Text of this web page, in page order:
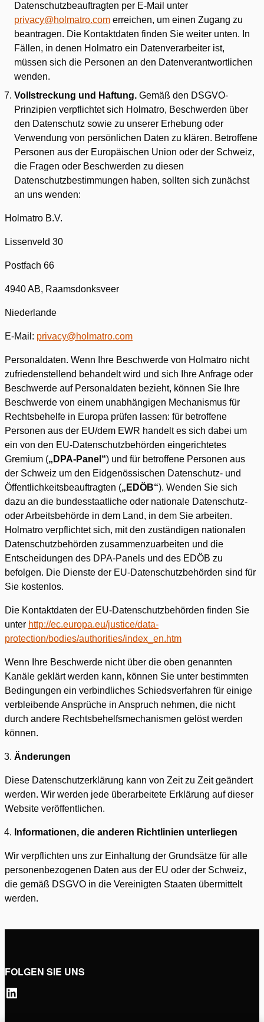
Datenschutzbeauftragten per E-Mail unter
privacy@holmatro.com erreichen, um einen Zugang zu
beantragen. Die Kontaktdaten finden Sie weiter unten. In
Fällen, in denen Holmatro ein Datenverarbeiter ist,
müssen sich die Personen an den Datenverantwortlichen
wenden.
Vollstreckung und Haftung. Gemäß den DSGVO-
Prinzipien verpflichtet sich Holmatro, Beschwerden über
den Datenschutz sowie zu unserer Erhebung oder
Verwendung von persönlichen Daten zu klären. Betroffene
Personen aus der Europäischen Union oder der Schweiz,
die Fragen oder Beschwerden zu diesen
Datenschutzbestimmungen haben, sollten sich zunächst
an uns wenden:
Holmatro B.V.
Lissenveld 30
Postfach 66
4940 AB, Raamsdonksveer
Niederlande
E-Mail: privacy@holmatro.com
Personaldaten. Wenn Ihre Beschwerde von Holmatro nicht
zufriedenstellend behandelt wird und sich Ihre Anfrage oder
Beschwerde auf Personaldaten bezieht, können Sie Ihre
Beschwerde von einem unabhängigen Mechanismus für
Rechtsbehelfe in Europa prüfen lassen: für betroffene
Personen aus der EU/dem EWR handelt es sich dabei um
ein von den EU-Datenschutzbehörden eingerichtetes
Gremium („DPA-Panel“) und für betroffene Personen aus
der Schweiz um den Eidgenössischen Datenschutz- und
Öffentlichkeitsbeauftragten („EDÖB“). Wenden Sie sich
dazu an die bundesstaatliche oder nationale Datenschutz-
oder Arbeitsbehörde in dem Land, in dem Sie arbeiten.
Holmatro verpflichtet sich, mit den zuständigen nationalen
Datenschutzbehörden zusammenzuarbeiten und die
Entscheidungen des DPA-Panels und des EDÖB zu
befolgen. Die Dienste der EU-Datenschutzbehörden sind für
Sie kostenlos.
Die Kontaktdaten der EU-Datenschutzbehörden finden Sie
unter http://ec.europa.eu/justice/data-
protection/bodies/authorities/index_en.htm
Wenn Ihre Beschwerde nicht über die oben genannten
Kanäle geklärt werden kann, können Sie unter bestimmten
Bedingungen ein verbindliches Schiedsverfahren für einige
verbleibende Ansprüche in Anspruch nehmen, die nicht
durch andere Rechtsbehelfsmechanismen gelöst werden
können.
Änderungen
Diese Datenschutzerklärung kann von Zeit zu Zeit geändert
werden. Wir werden jede überarbeitete Erklärung auf dieser
Website veröffentlichen.
Informationen, die anderen Richtlinien unterliegen
Wir verpflichten uns zur Einhaltung der Grundsätze für alle
personenbezogenen Daten aus der EU oder der Schweiz,
die gemäß DSGVO in die Vereinigten Staaten übermittelt
werden.
FOLGEN SIE UNS